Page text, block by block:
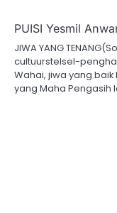
PUISI Yesmil
JIWA YANG
cultuurstelsel-
Wahai, jiwa yang
yang Maha Pengasih